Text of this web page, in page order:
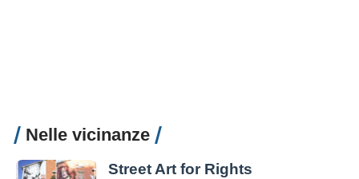
Nelle vicinanze
Street Art for Rights